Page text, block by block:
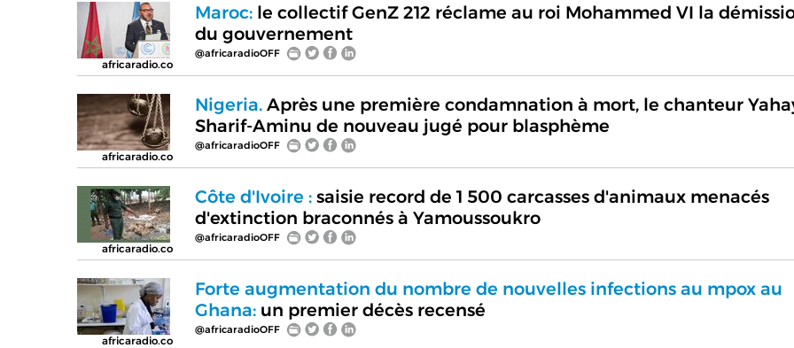
africaradio.co
Maroc:le collectif GenZ 212 réclame au roi Mohammed VI la
du gouvernement
@africaradioOFF
africaradio.co
Nigeria.Après une première condamnation à mort, le chanteur
Sharif-Aminu de nouveau jugé pour blasphème
@africaradioOFF
africaradio.co
Côte d'Ivoire :saisie record de 1 500 carcasses d'animaux menacés
d'extinction braconnés à Yamoussoukro
@africaradioOFF
africaradio.co
Forte augmentation du nombre de nouvelles infections au mpox au
Ghana:un premier décès recensé
@africaradioOFF